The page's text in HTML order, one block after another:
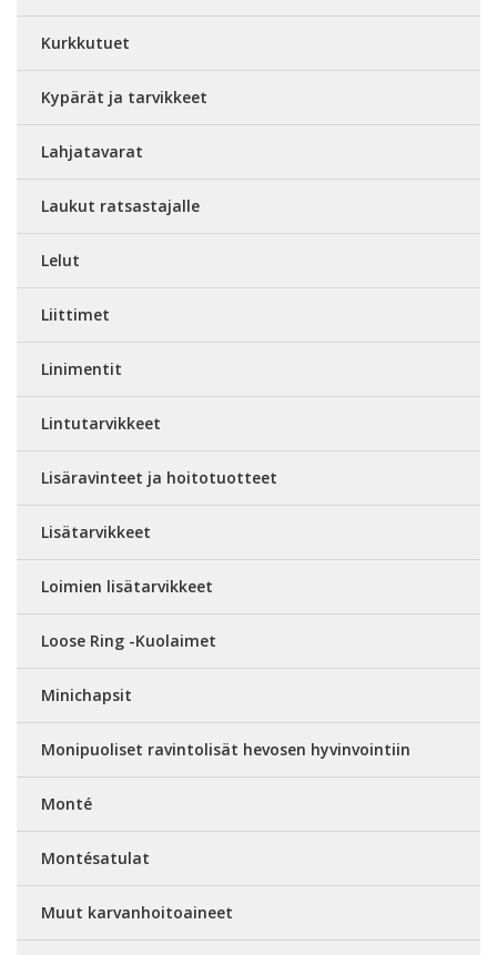
Kurkkutuet
Kypärät ja tarvikkeet
Lahjatavarat
Laukut ratsastajalle
Lelut
Liittimet
Linimentit
Lintutarvikkeet
Lisäravinteet ja hoitotuotteet
Lisätarvikkeet
Loimien lisätarvikkeet
Loose Ring -Kuolaimet
Minichapsit
Monipuoliset ravintolisät hevosen hyvinvointiin
Monté
Montésatulat
Muut karvanhoitoaineet